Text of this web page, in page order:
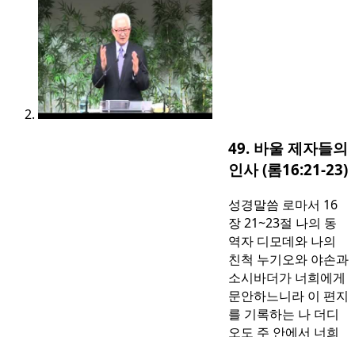
49. 바울 제자들의
인사 (롬16:21-23)
성경말씀 로마서 16
장 21~23절 나의 동
역자 디모데와 나의
친척 누기오와 야손과
소시바더가 너희에게
문안하느니라 이 편지
를 기록하는 나 더디
오도 주 안에서 너희